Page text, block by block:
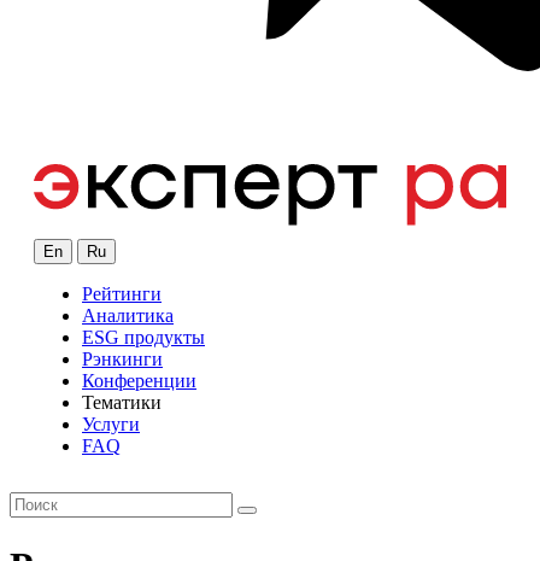
En Ru
Рейтинги
Аналитика
ESG продукты
Рэнкинги
Конференции
Тематики
Услуги
FAQ